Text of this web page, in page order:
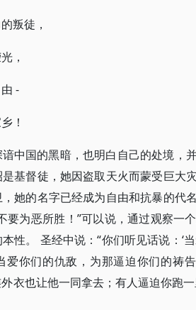
叛徒，
，
-
！
中国的黑暗，也明白自己的处境，
基督徒，她因盗取天火而蒙受巨大
她的名字已经成为自由和抗暴的代
要为恶所胜！”可以说，通过观察一
性。 圣经中说：“你们听见话说：‘
爱你们的仇敌，为那逼迫你们的祷
衣也让他一同拿去；有人逼迫你跑